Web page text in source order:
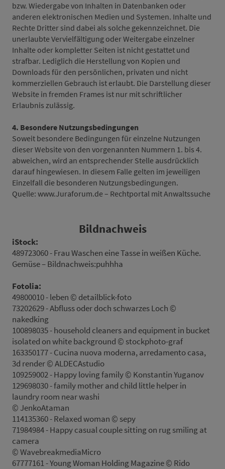
bzw. Wiedergabe von Inhalten in Datenbanken oder
anderen elektronischen Medien und Systemen. Inhalte und
Rechte Dritter sind dabei als solche gekennzeichnet. Die
unerlaubte Vervielfältigung oder Weitergabe einzelner
Inhalte oder kompletter Seiten ist nicht gestattet und
strafbar. Lediglich die Herstellung von Kopien und
Downloads für den persönlichen, privaten und nicht
kommerziellen Gebrauch ist erlaubt. Die Darstellung dieser
Website in fremden Frames ist nur mit schriftlicher
Erlaubnis zulässig.
4. Besondere Nutzungsbedingungen
Soweit besondere Bedingungen für einzelne Nutzungen
dieser Website von den vorgenannten Nummern 1. bis 4.
abweichen, wird an entsprechender Stelle ausdrücklich
darauf hingewiesen. In diesem Falle gelten im jeweiligen
Einzelfall die besonderen Nutzungsbedingungen.
Quelle: www.Juraforum.de – Rechtportal mit Anwaltssuche
Bildnachweis
iStock:
489723060 - Frau Waschen eine Tasse in weißen Küche.
Gemüse – Bildnachweis:puhhha
Fotolia:
49800010 - leben © detailblick-foto
73202629 - Abfluss oder doch schwarzes Loch ©
nakedking
100898035 - household cleaners and equipment in bucket
isolated on white background © stockphoto-graf
163350177 - Cucina nuova moderna, arredamento casa,
3d render © ALDECAstudio
109259002 - Happy loving family © Konstantin Yuganov
129698030 - family mother and child little helper in
laundry room near washi
© JenkoAtaman
114135360 - Relaxed woman © sepy
71984984 - Happy casual couple sitting on rug smiling at
camera
© WavebreakmediaMicro
67777161 - Young Woman Holding Magazine © Rido